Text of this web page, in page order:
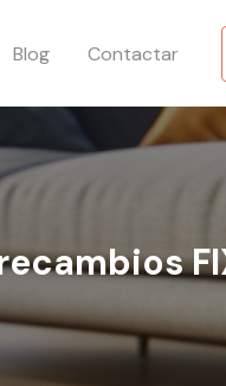
Blog Contactar